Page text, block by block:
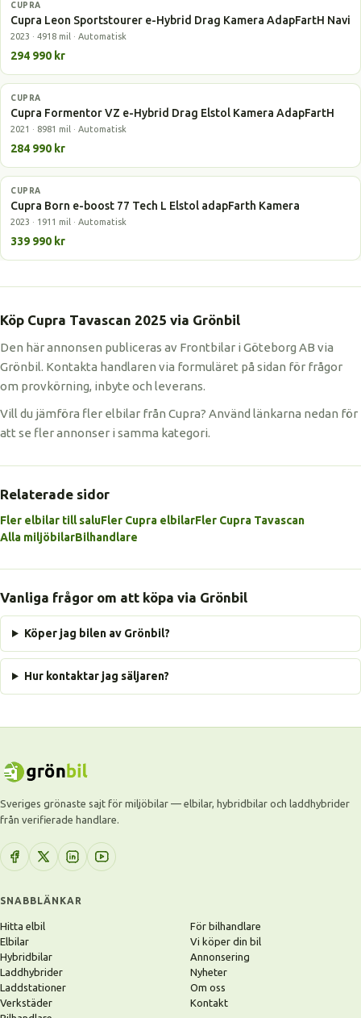
Laddhybrid
CUPRA
Cupra Leon Sportstourer e-Hybrid Drag Kamera AdapFartH Navi
2023 · 4918 mil · Automatisk
294 990 kr
Laddhybrid
CUPRA
Cupra Formentor VZ e-Hybrid Drag Elstol Kamera AdapFartH
2021 · 8981 mil · Automatisk
284 990 kr
Elbil
CUPRA
Cupra Born e-boost 77 Tech L Elstol adapFarth Kamera
2023 · 1911 mil · Automatisk
339 990 kr
Köp Cupra Tavascan 2025 via Grönbil
Den här annonsen publiceras av Frontbilar i Göteborg AB via
Grönbil. Kontakta handlaren via formuläret på sidan för frågor
om provkörning, inbyte och leverans.
Vill du jämföra fler elbilar från Cupra? Använd länkarna nedan för
att se fler annonser i samma kategori.
Relaterade sidor
Fler elbilar till saluFler Cupra elbilarFler Cupra Tavascan
Alla miljöbilarBilhandlare
Vanliga frågor om att köpa via Grönbil
Köper jag bilen av Grönbil?
Hur kontaktar jag säljaren?
Sveriges grönaste sajt för miljöbilar — elbilar, hybridbilar och laddhybrider
från verifierade handlare.
SNABBLÄNKAR
Hitta elbil
Elbilar
Hybridbilar
Laddhybrider
Laddstationer
Verkstäder
För bilhandlare
Vi köper din bil
Annonsering
Nyheter
Om oss
Kontakt